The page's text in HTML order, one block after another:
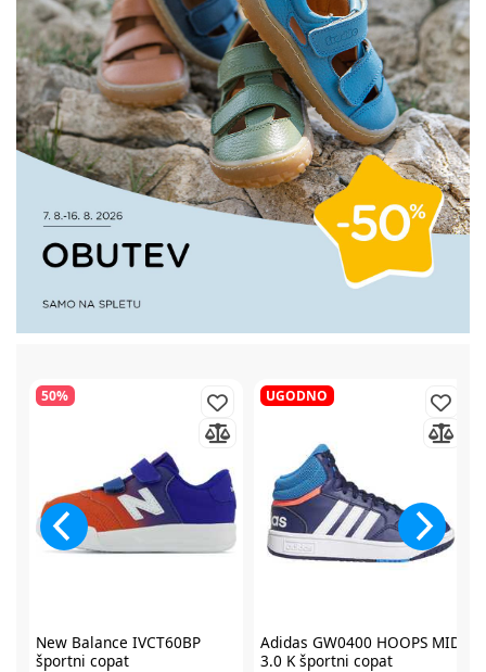
50%
New Balance IVCT60BP
športni copat
UGODNO
Adidas GW0400 HOOPS MID
3.0 K športni copat